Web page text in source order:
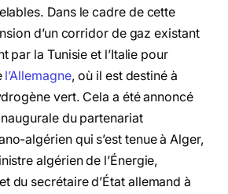
Dans le cadre de cette
d’un corridor de gaz existant
par la Tunisie et l’Italie pour
l’Allemagne, où il est destiné à
vert. Cela a été annoncé
du partenariat
algérien qui s’est tenue à Alger,
algérien de l’Énergie,
du secrétaire d’État allemand à